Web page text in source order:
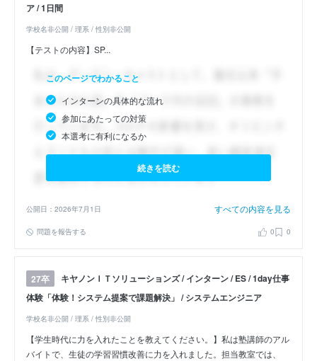
ア / 1日間
学校名非公開 / 理系 / 性別非公開
【テストの内容】SP...
このページでわかること
インターンの具体的な流れ
参加にあたっての対策
本選考に有利になるか
続きを読む
公開日：2026年7月1日 すべての内容を見る
問題を報告する 0 0
27卒
キヤノンＩＴソリューションズ / インターン / ES / 1day仕事
体験「体験！システム提案で課題解決」 / システムエンジニア
学校名非公開 / 理系 / 性別非公開
【学生時代に力を入れたことを教えてください。】私は塾講師のアル
バイトで、生徒の学習習慣改善に力を入れました。担当教室では、